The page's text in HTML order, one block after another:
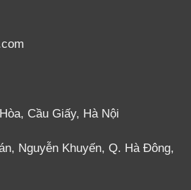
Cầu Giấy, Hà Nội
Nguyễn Khuyến, Q. Hà Đông,